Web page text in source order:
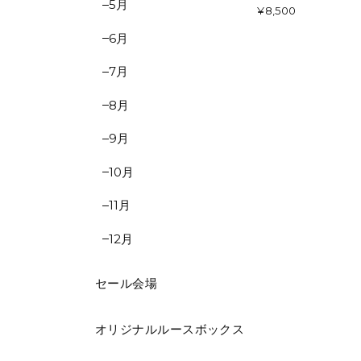
5月
6月
7月
8月
9月
10月
11月
12月
セール会場
オリジナルルースボックス
¥8,500